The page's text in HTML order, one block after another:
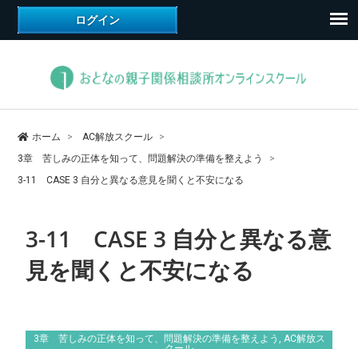
ホーム
AC解放スクール
3章 苦しみの正体を知って、問題解決の準備を整えよう
3-11 CASE 3 自分と異なる意見を聞くと不安になる
3-11 CASE 3 自分と異なる意
見を聞くと不安になる
3章 苦しみの正体を知って、問題解決の準備を整えよう
AC解放ス